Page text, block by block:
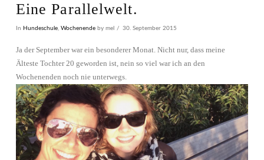
Eine Parallelwelt.
In Hundeschule, Wochenendeby mel 30. September 2015
Ja der September war ein besonderer Monat. Nicht nur, dass meine
Älteste Tochter 20 geworden ist, nein so viel war ich an den
Wochenenden noch nie unterwegs.